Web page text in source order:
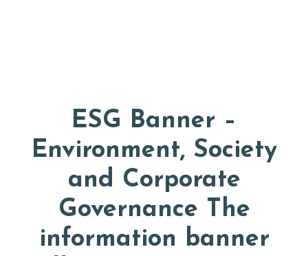
ESG Banner –
Environment, Society
and Corporate
Governance The
information banner